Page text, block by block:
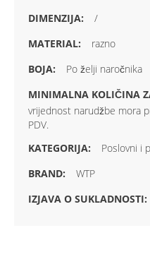
/
razno
Po želji naročnika
vrijednost narudžbe mora
PDV.
Poslovni i
WTP